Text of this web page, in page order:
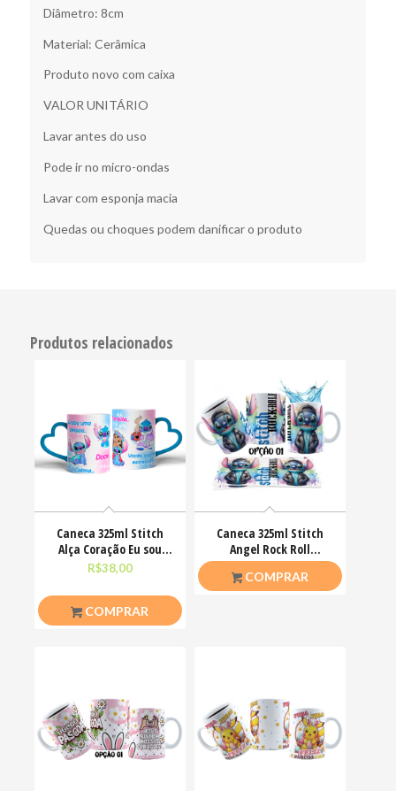
Diâmetro: 8cm
Material: Cerâmica
Produto novo com caixa
VALOR UNITÁRIO
Lavar antes do uso
Pode ir no micro-ondas
Lavar com esponja macia
Quedas ou choques podem danificar o produto
Produtos relacionados
Caneca 325ml Stitch
Alça Coração Eu sou
uma pessoa calma
R$38,00
COMPRAR
Caneca 325ml Stitch
Angel Rock Roll
Motoclub Motoqueiro
COMPRAR